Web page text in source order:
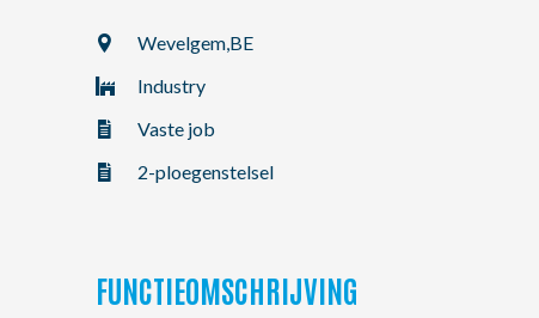
Wevelgem,BE
Industry
Vaste job
2-ploegenstelsel
FUNCTIEOMSCHRIJVING